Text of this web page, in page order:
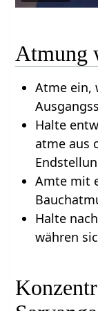
Atmung
Atme ein,
Halte
atme aus
Amte mit
Halte
währen